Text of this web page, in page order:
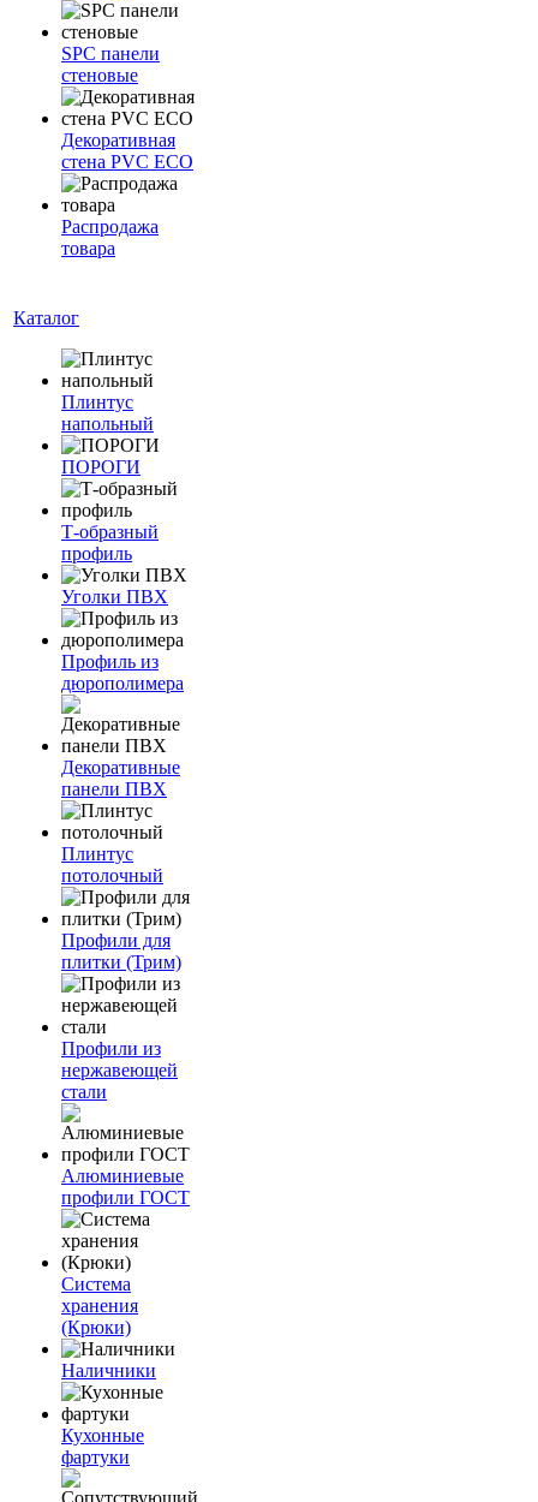
SPC панели
стеновые
Декоративная
стена PVC ECO
Распродажа
товара
Каталог
Плинтус
напольный
ПОРОГИ
Т-образный
профиль
Уголки ПВХ
Профиль из
дюрополимера
Декоративные
панели ПВХ
Плинтус
потолочный
Профили для
плитки (Трим)
Профили из
нержавеющей
стали
Алюминиевые
профили ГОСТ
Система
хранения
(Крюки)
Наличники
Кухонные
фартуки